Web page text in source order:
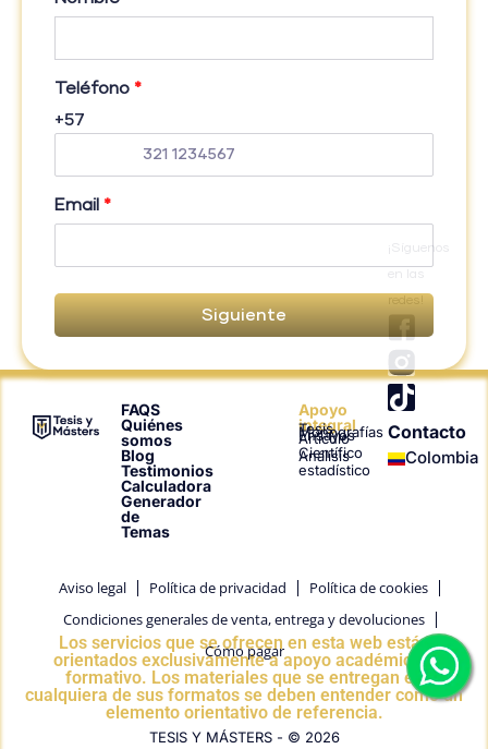
Teléfono *
+57
Email *
Siguiente
FAQS
Quiénes
somos
Blog
Testimonios
Calculadora
Generador
de
Temas
Apoyo
integral
Tesis
Monografías
Ensayos
Artículo
Científico
Análisis
estadístico
¡Síguenos
en las
redes!
T
i
k
t
o
k
Contacto
Colombia
Aviso legal Política de privacidad
Política de cookies
Condiciones generales de venta, entrega y devoluciones
Cómo pagar
Los servicios que se ofrecen en esta web están
orientados exclusivamente a apoyo académico y
formativo. Los materiales que se entregan en
cualquiera de sus formatos se deben entender como un
elemento orientativo de referencia.
TESIS Y MÁSTERS - © 2026